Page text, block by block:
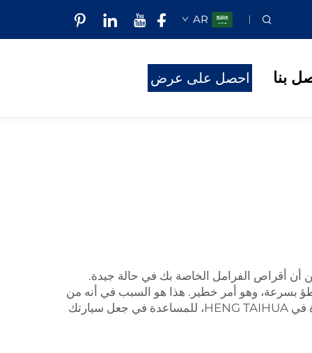
AR
بنا
احصل على عرض
أن أقراص الفرامل الخاصة بك في حالة جيدة.
بسرعة، وهو أمر خطير. هذا هو السبب في أنه من
، مثل تلك الموجودة في HENG TAIHUA، للمساعدة في جعل سيارتك